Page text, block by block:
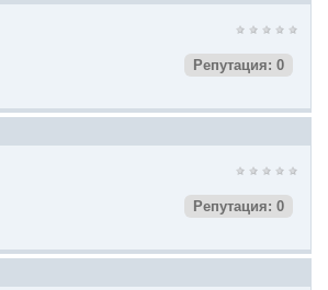
Репутация: 0
Репутация: 0